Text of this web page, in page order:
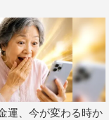
に選ばれたこ
ったので緊張も
お芝居のお仕事も
たくさんできまし
たです！
運、今が変わる時か